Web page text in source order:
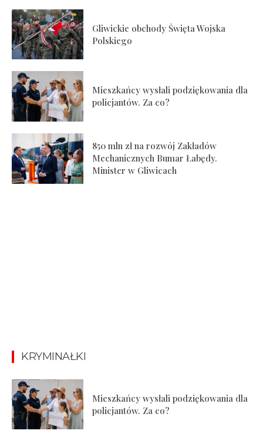
Gliwickie obchody Święta Wojska
Polskiego
Mieszkańcy wysłali podziękowania dla
policjantów. Za co?
850 mln zł na rozwój Zakładów
Mechanicznych Bumar Łabędy.
Minister w Gliwicach
KRYMINAŁKI
Mieszkańcy wysłali podziękowania dla
policjantów. Za co?